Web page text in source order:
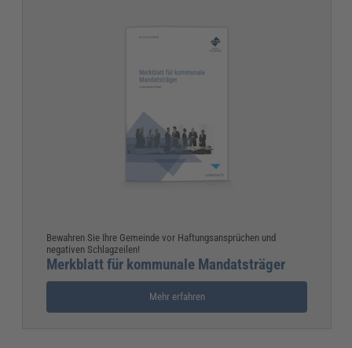
Bewahren Sie Ihre Gemeinde vor Haftungsansprüchen und
negativen Schlagzeilen!
Merkblatt für kommunale Mandatsträger
Mehr erfahren